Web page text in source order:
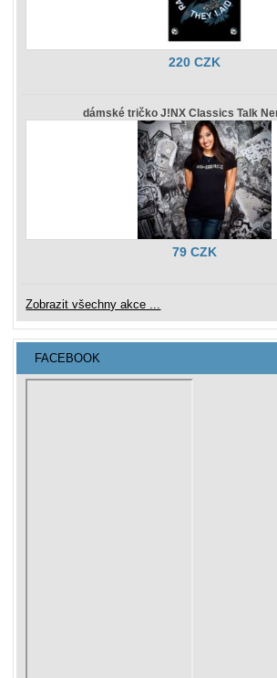
220 CZK
dámské tričko J!NX Classics Talk
79 CZK
Zobrazit všechny akce ...
FACEBOOK